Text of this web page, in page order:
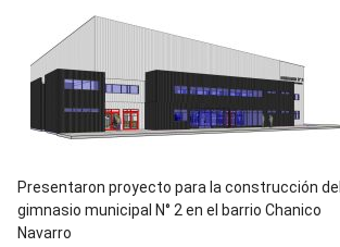
Digital
en
los
hospitales
Presentaron proyecto para la construcción del
gimnasio municipal N° 2 en el barrio Chanico
Navarro